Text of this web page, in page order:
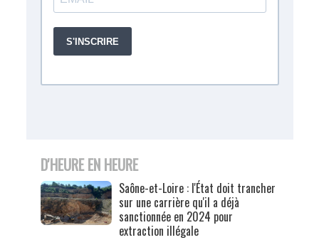
D'HEURE EN HEURE
Saône-et-Loire : l'État doit trancher
sur une carrière qu'il a déjà
sanctionnée en 2024 pour
extraction illégale